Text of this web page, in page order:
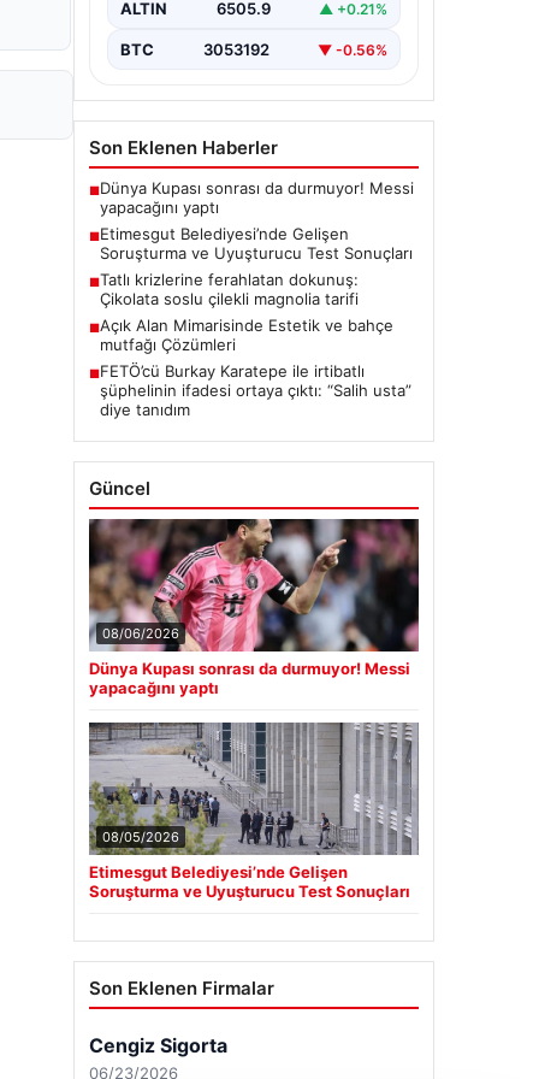
seriyor. Soruşturma kapsamında,…
ALTIN 6505.9 ▲ +0.21%
BTC 3053192 ▼ -0.56%
Son Eklenen Haberler
■Dünya Kupası sonrası da durmuyor! Messi
yapacağını yaptı
■Etimesgut Belediyesi’nde Gelişen
Soruşturma ve Uyuşturucu Test Sonuçları
■Tatlı krizlerine ferahlatan dokunuş:
Çikolata soslu çilekli magnolia tarifi
■Açık Alan Mimarisinde Estetik ve bahçe
mutfağı Çözümleri
■FETÖ’cü Burkay Karatepe ile irtibatlı
şüphelinin ifadesi ortaya çıktı: “Salih usta”
diye tanıdım
Güncel
08/06/2026
Dünya Kupası sonrası da durmuyor! Messi
yapacağını yaptı
08/05/2026
Etimesgut Belediyesi’nde Gelişen
Soruşturma ve Uyuşturucu Test Sonuçları
Son Eklenen Firmalar
Cengiz Sigorta
06/23/2026